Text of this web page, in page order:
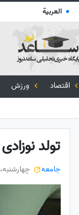
● العربية
اقتصاد ورزش
تولد
جامعه چهارشنبه، 23 اردیبهشت 1405